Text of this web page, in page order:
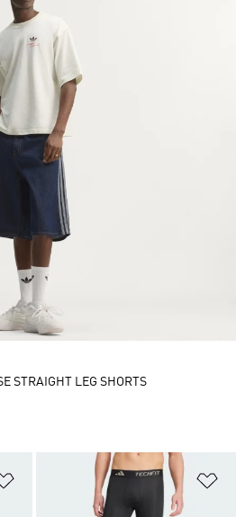
Føj til ønskeliste
STRAIGHT LEG SHORTS